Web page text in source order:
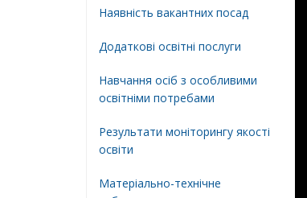
Наявність вакантних посад
Додатковi освiтнi послуги
Навчання осіб з особливими
освітніми потребами
Результати моніторингу якості
освіти
Матеріально-технічне